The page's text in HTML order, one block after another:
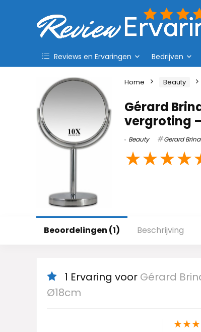
Reviews en Ervaringen Bedrijven
Home Beauty
Gérard
vergroting
Beauty Gerard
★★★★
Beoordelingen (1) Beschrijving
1 Ervaring voor Gérard
Ø18cm
★★★